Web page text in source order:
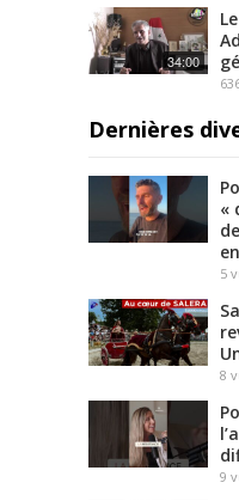
34:00
Dernières
«
5
8
9